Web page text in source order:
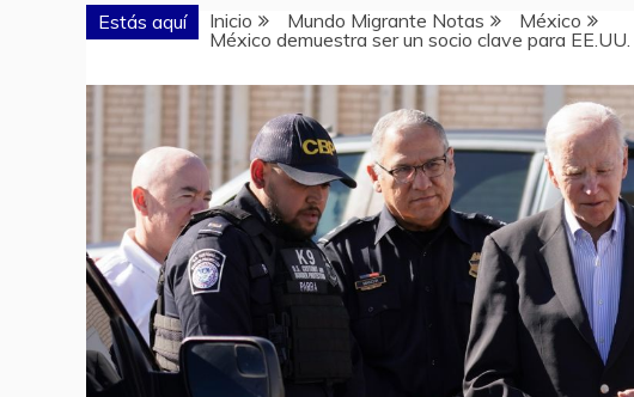
Estás aquí Inicio Mundo Migrante Notas
México
México demuestra ser un socio clave para